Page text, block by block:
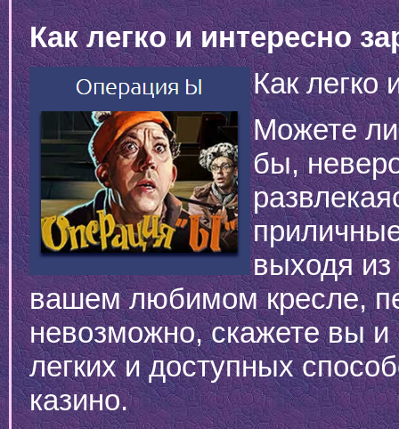
Как легко и интересно
Как легко
Можете ли
бы,
выходя
вашем любимом кресле,
невозможно, скажете вы
легких и доступных
казино.